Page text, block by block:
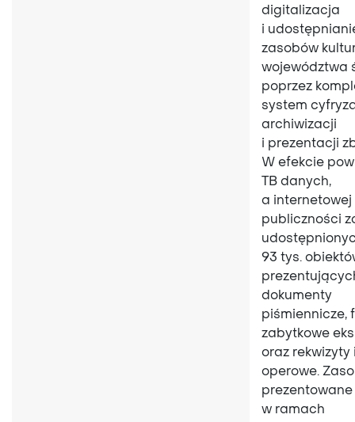
digitalizacja
i
zasobów
województwa
poprzez
system
archiwizacji
i prezentacji
W efekcie
TB danych,
a internetowej
publiczności
93 tys.
dokumenty
piśmiennicze,
zabytkowe
oraz rekwizyty
operowe.
prezentowane
w ramach